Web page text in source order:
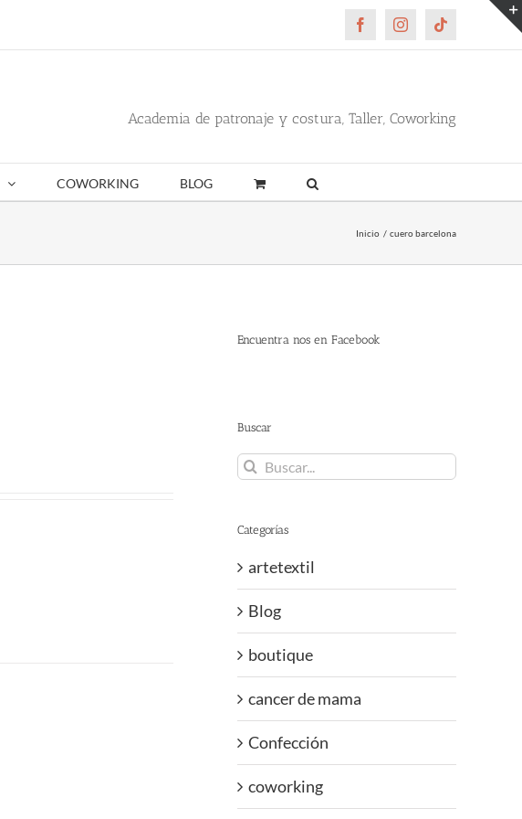
FacebookInstagramTiktok
Academia de patronaje y costura, Taller, Coworking
COWORKING BLOG
Inicio cuero barcelona
Encuentra nos en Facebook
Buscar
Buscar:
Categorías
artetextil
Blog
boutique
cancer de mama
Confección
coworking